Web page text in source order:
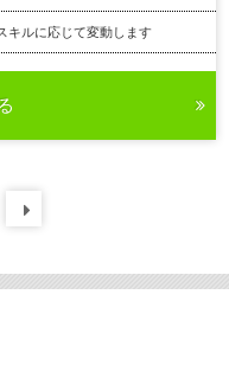
キルに応じて変動します
件